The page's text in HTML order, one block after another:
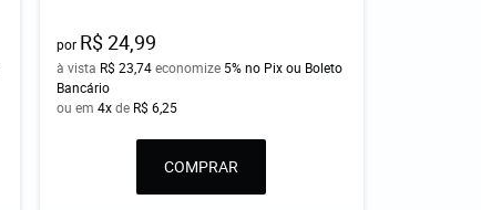
por R$ 24,99
à vista R$ 23,74economize 5% no Pix ou Boleto
Bancário
ou em4xde R$ 6,25
COMPRAR